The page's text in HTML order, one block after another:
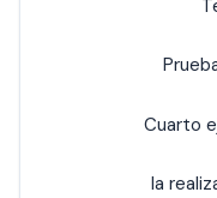
Cuarto
la